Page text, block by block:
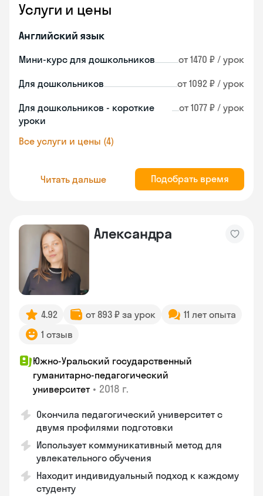
Услуги и цены
Английский язык
Мини-курс для дошкольников от 1470 ₽ / урок
Для дошкольников от 1092 ₽ / урок
Для дошкольников - короткие
уроки
от 1077 ₽ / урок
Все услуги и цены (4)
Читать дальше Подобрать время
Александра
4.92 от 893 ₽ за урок
11 лет опыта
1 отзыв
Южно-Уральский государственный
гуманитарно-педагогический
университет • 2018 г.
Окончила педагогический университет с
двумя профилями подготовки
Использует коммуникативный метод для
увлекательного обучения
Находит индивидуальный подход к каждому
студенту